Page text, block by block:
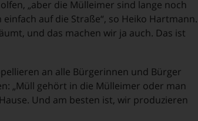
„aber die Mülleimer sind lange noch
auf die Straße“, so Heiko Hartmann.
und das machen wir ja auch. Das ist
an alle Bürgerinnen und Bürger
„Müll gehört in die Mülleimer oder man
Und am besten ist, wir produzieren